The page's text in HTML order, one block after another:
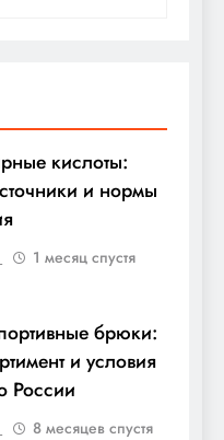
кислоты:
и нормы
1 месяц спустя
брюки:
и условия
России
8 месяцев спустя